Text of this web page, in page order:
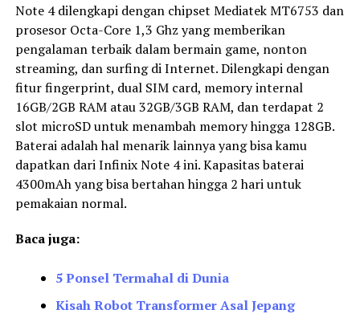
Note 4 dilengkapi dengan chipset Mediatek MT6753 dan
prosesor Octa-Core 1,3 Ghz yang memberikan
pengalaman terbaik dalam bermain game, nonton
streaming, dan surfing di Internet. Dilengkapi dengan
fitur fingerprint, dual SIM card, memory internal
16GB/2GB RAM atau 32GB/3GB RAM, dan terdapat 2
slot microSD untuk menambah memory hingga 128GB.
Baterai adalah hal menarik lainnya yang bisa kamu
dapatkan dari Infinix Note 4 ini. Kapasitas baterai
4300mAh yang bisa bertahan hingga 2 hari untuk
pemakaian normal.
Baca juga:
5 Ponsel Termahal di Dunia
Kisah Robot Transformer Asal Jepang